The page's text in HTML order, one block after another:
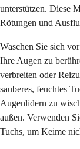
unterstützen. Diese
Rötungen und
Waschen Sie sich
Ihre Augen zu
verbreiten oder
sauberes, feuchtes
Augenlidern zu
außen. Verwenden
Tuchs, um Keime